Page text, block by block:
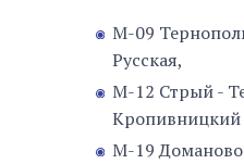
М-09
Русская,
М-12 Стрый -
Кропивницкий
М-19